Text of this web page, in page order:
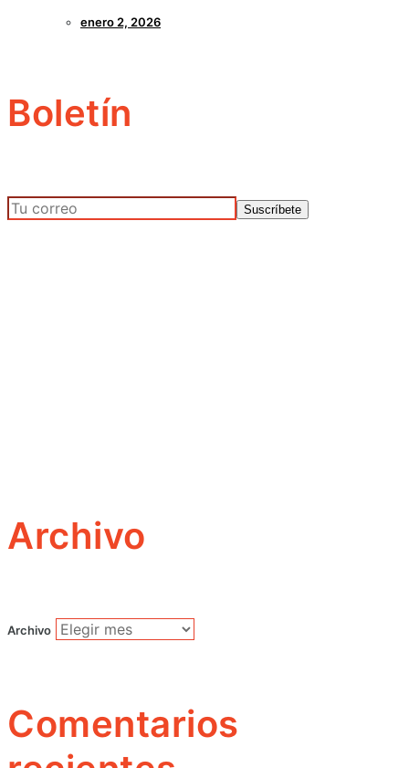
enero 2, 2026
Boletín
Archivo
Archivo
Comentarios